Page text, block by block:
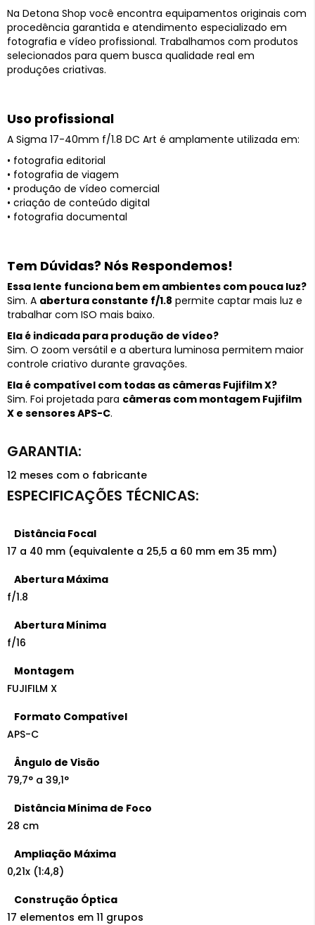
12 meses com o fabricante
Distância Focal
17 a 40 mm (equivalente a 25,5 a 60 mm em 35 mm)
Abertura Máxima
f/1.8
Abertura Mínima
f/16
Montagem
FUJIFILM X
Formato Compatível
APS-C
Ângulo de Visão
79,7° a 39,1°
Distância Mínima de Foco
28 cm
Ampliação Máxima
0,21x (1:4,8)
Construção Óptica
17 elementos em 11 grupos
Na Detona Shop você encontra equipamentos originais com
procedência garantida e atendimento especializado em
fotografia e vídeo profissional. Trabalhamos com produtos
selecionados para quem busca qualidade real em
produções criativas.
Uso profissional
A Sigma 17-40mm f/1.8 DC Art é amplamente utilizada em:
• fotografia editorial
• fotografia de viagem
• produção de vídeo comercial
• criação de conteúdo digital
• fotografia documental
Tem Dúvidas? Nós Respondemos!
Essa lente funciona bem em ambientes com pouca luz?
Sim. A abertura constante f/1.8 permite captar mais luz e
trabalhar com ISO mais baixo.
Ela é indicada para produção de vídeo?
Sim. O zoom versátil e a abertura luminosa permitem maior
controle criativo durante gravações.
Ela é compatível com todas as câmeras Fujifilm X?
Sim. Foi projetada para câmeras com montagem Fujifilm
X e sensores APS-C.